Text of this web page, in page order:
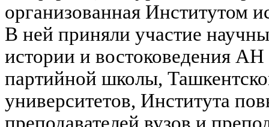
организованная Институтом
В ней приняли участие
истории и востоковедения
партийной школы,
университетов, Института
преподавателей вузов и